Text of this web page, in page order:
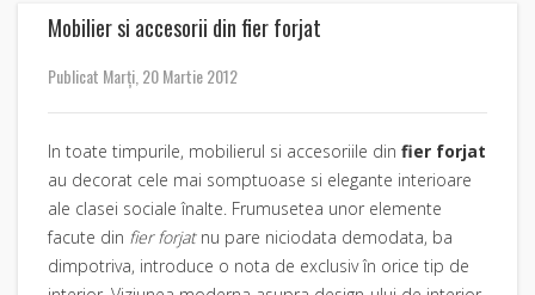
Mobilier si accesorii din fier forjat
Publicat Marți, 20 Martie 2012
In toate timpurile, mobilierul si accesoriile din fier forjat
au decorat cele mai somptuoase si elegante interioare
ale clasei sociale înalte. Frumusetea unor elemente
facute din fier forjat nu pare niciodata demodata, ba
dimpotriva, introduce o nota de exclusiv în orice tip de